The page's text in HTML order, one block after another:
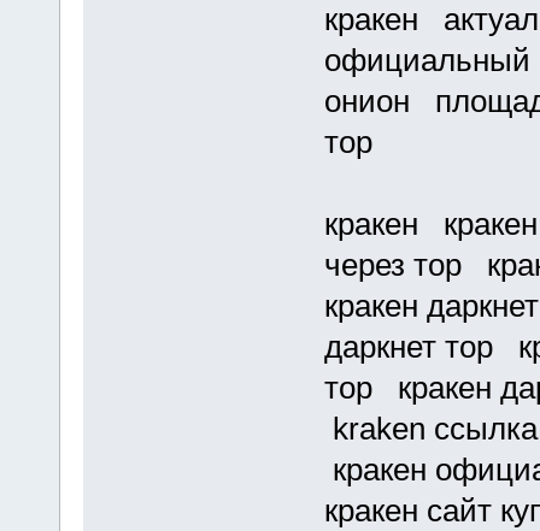
кракен
официальный
онион
тор
кракен
через тор
кракен
даркнет тор
тор кракен
kraken
кракен
кракен сайт